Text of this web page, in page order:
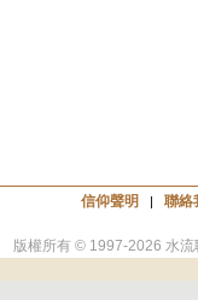
信仰聲明 | 聯絡
版權所有 © 1997-2026 水